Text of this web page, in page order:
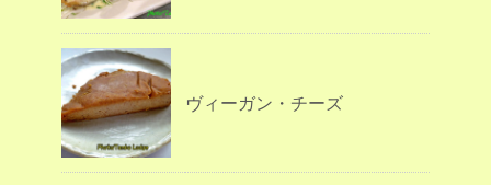
ヴィーガン・チーズ